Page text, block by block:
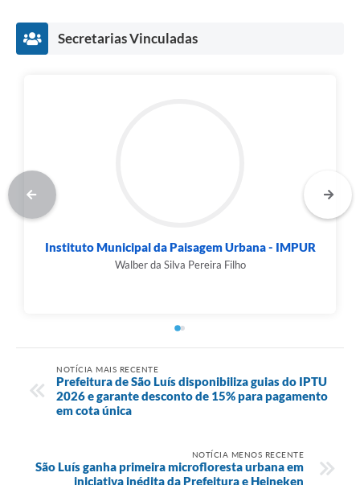
Secretarias Vinculadas
Instituto Municipal da Paisagem Urbana - IMPUR
Walber da Silva Pereira Filho
NOTÍCIA MAIS RECENTE
Prefeitura de São Luís disponibiliza guias do IPTU
2026 e garante desconto de 15% para pagamento
em cota única
NOTÍCIA MENOS RECENTE
São Luís ganha primeira microfloresta urbana em
iniciativa inédita da Prefeitura e Heineken